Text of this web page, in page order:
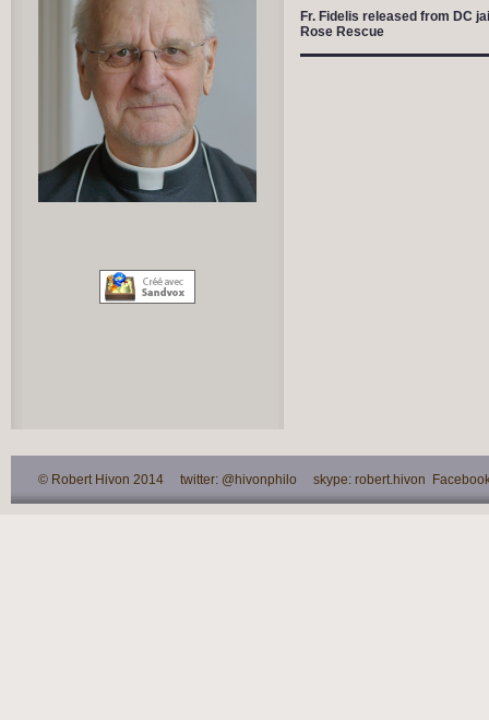
Fr. Fidelis released from DC
Rose Rescue
© Robert Hivon 2014 twitter: @hivonphilo skype: robert.hivon